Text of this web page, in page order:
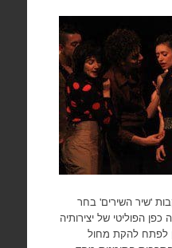
'שיר השירים' בחר
הפוליטי של יצירותיה
לפתח להקת מחול